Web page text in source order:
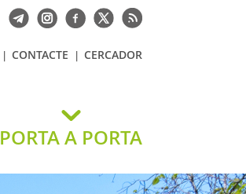
CONTACTE CERCADOR
PORTA A PORTA